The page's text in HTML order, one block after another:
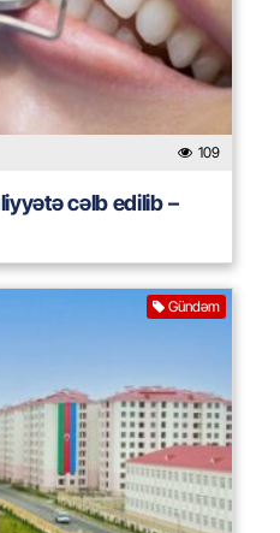
109
cəlb edilib –
Gündəm